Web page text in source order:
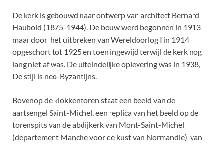
De kerk is gebouwd naar ontwerp van architect Bernard
Haubold (1875-1944). De bouw werd begonnen in 1913
maar door het uitbreken van Wereldoorlog I in 1914
opgeschort tot 1925 en toen ingewijd terwijl de kerk nog
lang niet af was. De uiteindelijke oplevering was in 1938,
De stijl is neo-Byzantijns.
Bovenop de klokkentoren staat een beeld van de
aartsengel Saint-Michel, een replica van het beeld op de
torenspits van de abdijkerk van Mont-Saint-Michel
(departement Manche voor de kust van Normandie) van